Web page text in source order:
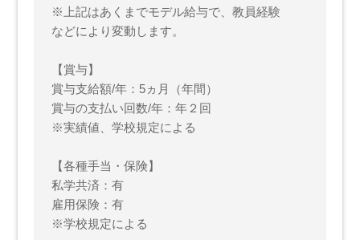
※上記はあくまでモデル給与で、教員経験
などにより変動します。
【賞与】
賞与支給額/年：5ヵ月（年間）
賞与の支払い回数/年：年２回
※実績値、学校規定による
【各種手当・保険】
私学共済：有
雇用保険：有
※学校規定による